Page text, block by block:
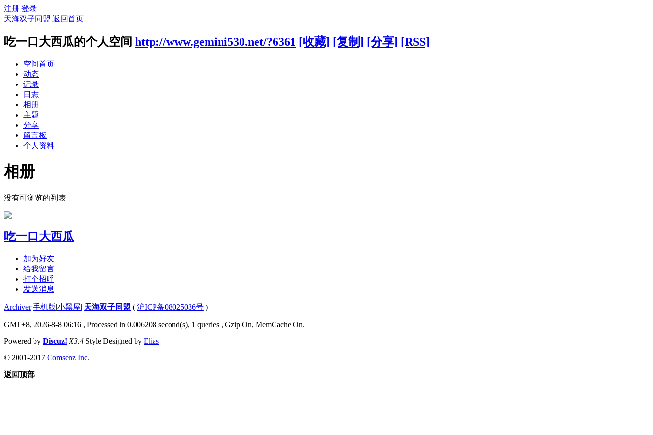
注册 登录
天海双子同盟 返回首页
吃一口大西瓜的个人空间 http://www.gemini530.net/?6361 [收藏] [复制] [分享] [RSS]
空间首页
动态
记录
日志
相册
主题
分享
留言板
个人资料
相册
没有可浏览的列表
吃一口大西瓜
加为好友
给我留言
打个招呼
发送消息
Archiver|手机版|小黑屋| 天海双子同盟 ( 沪ICP备08025086号 )
GMT+8, 2026-8-8 06:16 , Processed in 0.006208 second(s), 1 queries , Gzip On, MemCache On.
Powered by Discuz! X3.4 Style Designed by Elias
© 2001-2017 Comsenz Inc.
返回顶部